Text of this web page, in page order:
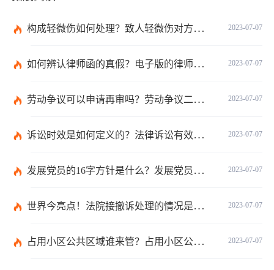
2023-07-07
构成轻微伤如何处理？致人轻微伤对方不出院讹人怎么办？
2023-07-07
如何辨认律师函的真假？电子版的律师函是真的吗？
2023-07-07
劳动争议可以申请再审吗？劳动争议二审后还可以上诉吗？
2023-07-07
诉讼时效是如何定义的？法律诉讼有效期是多久？
2023-07-07
发展党员的16字方针是什么？发展党员程序有哪些？ 全球消息
2023-07-07
世界今亮点！法院接撤诉处理的情况是什么？离婚案件撤诉后什么时候可以再起诉？
2023-07-07
占用小区公共区域谁来管？占用小区公共区域违法吗？